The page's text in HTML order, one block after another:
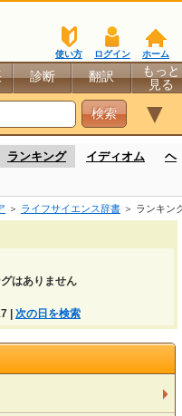
ホーム
ログイン
使い方
診断 翻訳
もっと
見る
▼
ランキング イディオム
ヘ
＞ ライフサイエンス辞書 ＞ ランキン
はありません
| 次の日を検索